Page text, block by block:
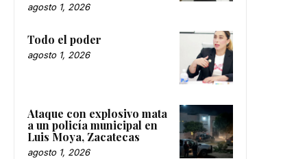
agosto 1, 2026
Todo el poder
agosto 1, 2026
Ataque con explosivo mata
a un policía municipal en
Luis Moya, Zacatecas
agosto 1, 2026